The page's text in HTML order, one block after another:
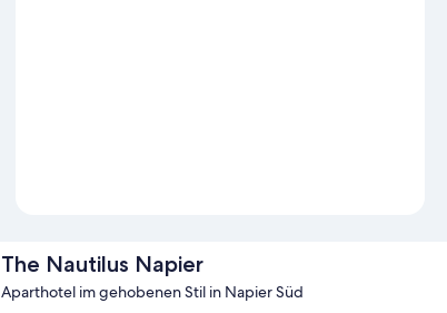
The Nautilus Napier
Aparthotel im gehobenen Stil in Napier Süd